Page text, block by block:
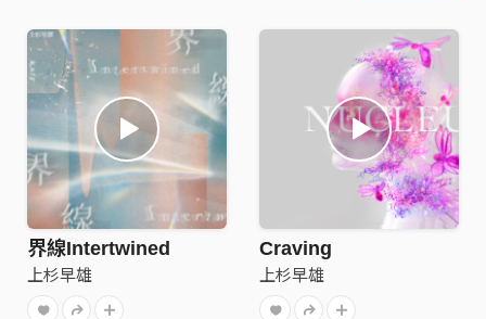
界線Intertwined
上杉早雄
Craving
上杉早雄